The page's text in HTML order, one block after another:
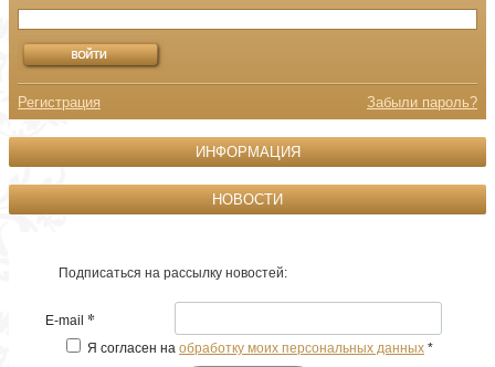
Регистрация Забыли пароль?
ИНФОРМАЦИЯ
НОВОСТИ
Подписаться на рассылку новостей:
E-mail *
Я согласен на обработку моих персональных данных *